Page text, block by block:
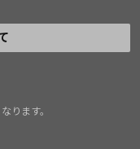
なります。